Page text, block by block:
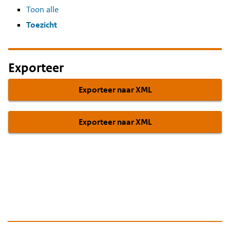
Toon alle
Toezicht
Exporteer
Exporteer naar XML
Exporteer naar XML